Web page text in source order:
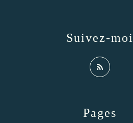
Pages
Suivez-moi